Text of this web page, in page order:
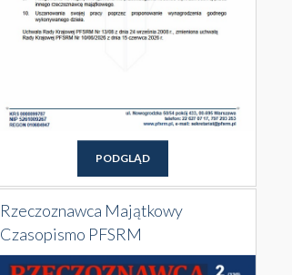
PODGLĄD
Rzeczoznawca Majątkowy
Czasopismo PFSRM